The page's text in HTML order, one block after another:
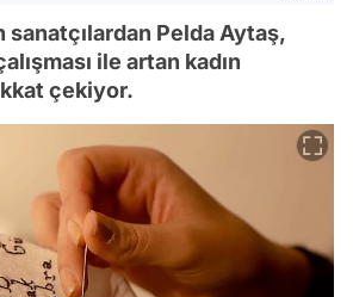
sanatçılardan Pelda Aytaş,
ile artan kadın
çekiyor.